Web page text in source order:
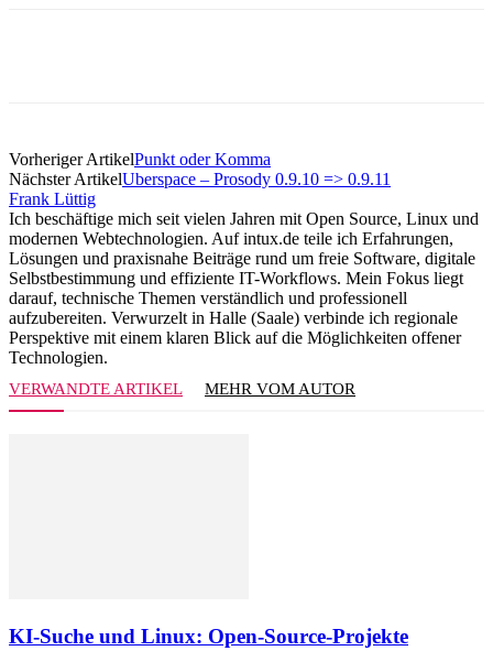
Vorheriger ArtikelPunkt oder Komma
Nächster ArtikelUberspace – Prosody 0.9.10 => 0.9.11
Frank Lüttig
Ich beschäftige mich seit vielen Jahren mit Open Source, Linux und
modernen Webtechnologien. Auf intux.de teile ich Erfahrungen,
Lösungen und praxisnahe Beiträge rund um freie Software, digitale
Selbstbestimmung und effiziente IT-Workflows. Mein Fokus liegt
darauf, technische Themen verständlich und professionell
aufzubereiten. Verwurzelt in Halle (Saale) verbinde ich regionale
Perspektive mit einem klaren Blick auf die Möglichkeiten offener
Technologien.
VERWANDTE ARTIKEL MEHR VOM AUTOR
KI-Suche und Linux: Open-Source-Projekte